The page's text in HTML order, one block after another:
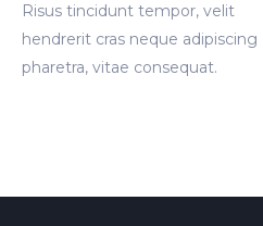
Risus tincidunt tempor, velit
hendrerit cras neque adipiscing
pharetra, vitae consequat.